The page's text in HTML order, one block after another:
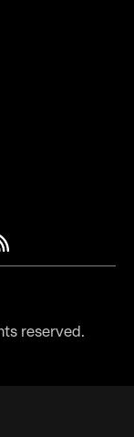
reserved.